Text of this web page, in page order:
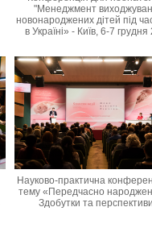
"Менеджмент
новонароджених дітей під
в Україні» - Київ, 6-7
Науково-практична
тему «Передчасно
Здобутки та